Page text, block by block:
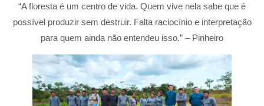
“A floresta é um centro de vida. Quem vive nela sabe que é
possível produzir sem destruir. Falta raciocínio e interpretação
para quem ainda não entendeu isso.” – Pinheiro